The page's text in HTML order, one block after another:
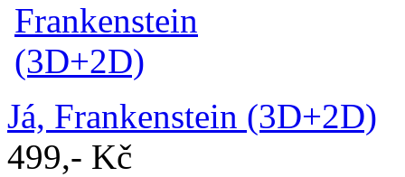
Já, Frankenstein (3D+2D)
499,- Kč